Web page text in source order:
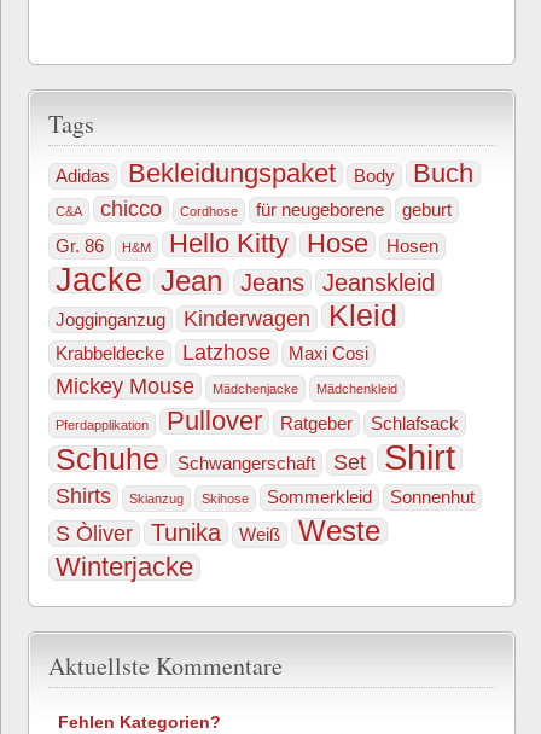
Tags
Adidas Bekleidungspaket Body Buch
C&A chicco Cordhose für neugeborene
geburt
Gr. 86
H&M Hello Kitty Hose Hosen
Jacke Jean Jeans Jeanskleid
Jogginganzug Kinderwagen Kleid
Krabbeldecke Latzhose Maxi Cosi
Mickey Mouse Mädchenjacke Mädchenkleid
Pferdapplikation Pullover Ratgeber Schlafsack
Schuhe Schwangerschaft Set Shirt
Shirts Skianzug Skihose Sommerkleid Sonnenhut
S Òliver Tunika Weiß Weste
Winterjacke
Aktuellste Kommentare
Fehlen Kategorien?